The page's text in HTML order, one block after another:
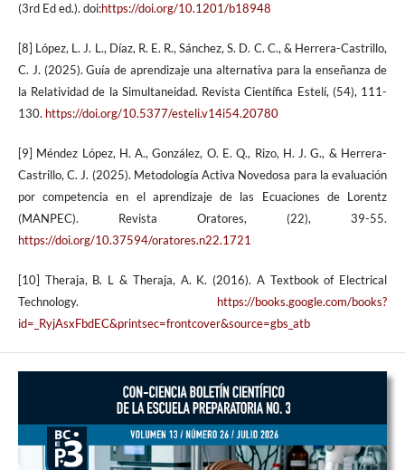
(3rd Ed ed.). doi:https://doi.org/10.1201/b18948
[8] López, L. J. L., Díaz, R. E. R., Sánchez, S. D. C. C., & Herrera-Castrillo,
C. J. (2025). Guía de aprendizaje una alternativa para la enseñanza de
la Relatividad de la Simultaneidad. Revista Científica Estelí, (54), 111-
130. https://doi.org/10.5377/esteli.v14i54.20780
[9] Méndez López, H. A., González, O. E. Q., Rizo, H. J. G., & Herrera-
Castrillo, C. J. (2025). Metodología Activa Novedosa para la evaluación
por competencia en el aprendizaje de las Ecuaciones de Lorentz
(MANPEC). Revista Oratores, (22), 39-55.
https://doi.org/10.37594/oratores.n22.1721
[10] Theraja, B. L & Theraja, A. K. (2016). A Textbook of Electrical
Technology. https://books.google.com/books?
id=_RyjAsxFbdEC&printsec=frontcover&source=gbs_atb